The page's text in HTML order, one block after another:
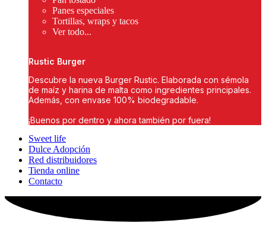
Panes especiales
Tortillas, wraps y tacos
Ver todo...
Rustic Burger
Descubre la nueva Burger Rustic. Elaborada con sémola
de maíz y harina de malta como ingredientes principales.
Además, con envase 100% biodegradable.
¡Buenos por dentro y ahora también por fuera!
Sweet life
Dulce Adopción
Red distribuidores
Tienda online
Contacto